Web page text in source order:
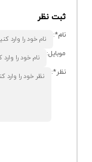
ثبت نظر
نام*:
موبایل:
نظر*: